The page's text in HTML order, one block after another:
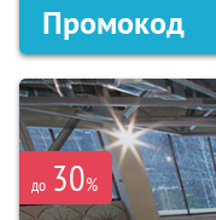
Промокод
до 30%